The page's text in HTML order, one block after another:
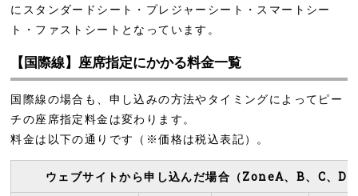
にスタンダードシート・プレジャーシート・スマートシー
ト・ファストシートとなっています。
【国際線】座席指定にかかる料金一覧
国際線の場合も、申し込みの方法やタイミングによってピー
チの座席指定料金は変わります。
料金は以下の通りです（※価格は税込表記）。
ウェブサイトから申し込んだ場合（ZoneA、B、C、D